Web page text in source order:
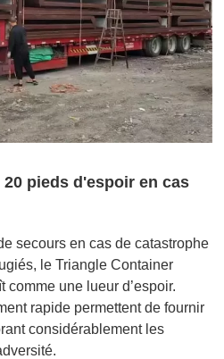
pieds d'espoir en cas
secours en cas de catastrophe
le Triangle Container
une lueur d’espoir.
rapide permettent de fournir
considérablement les